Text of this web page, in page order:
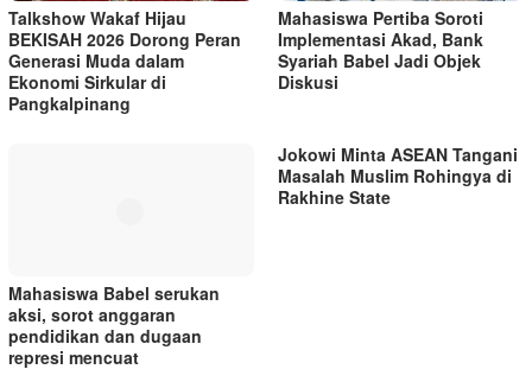
Talkshow Wakaf Hijau
BEKISAH 2026 Dorong Peran
Generasi Muda dalam
Ekonomi Sirkular di
Pangkalpinang
Mahasiswa Pertiba Soroti
Implementasi Akad, Bank
Syariah Babel Jadi Objek
Diskusi
Mahasiswa Babel serukan
aksi, sorot anggaran
pendidikan dan dugaan
represi mencuat
Jokowi Minta ASEAN Tangani
Masalah Muslim Rohingya di
Rakhine State